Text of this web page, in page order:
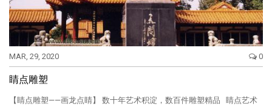
MAR, 29, 2020 0
睛点雕塑
【睛点雕塑——画龙点睛】 数十年艺术积淀，数百件雕塑精品 睛点艺术